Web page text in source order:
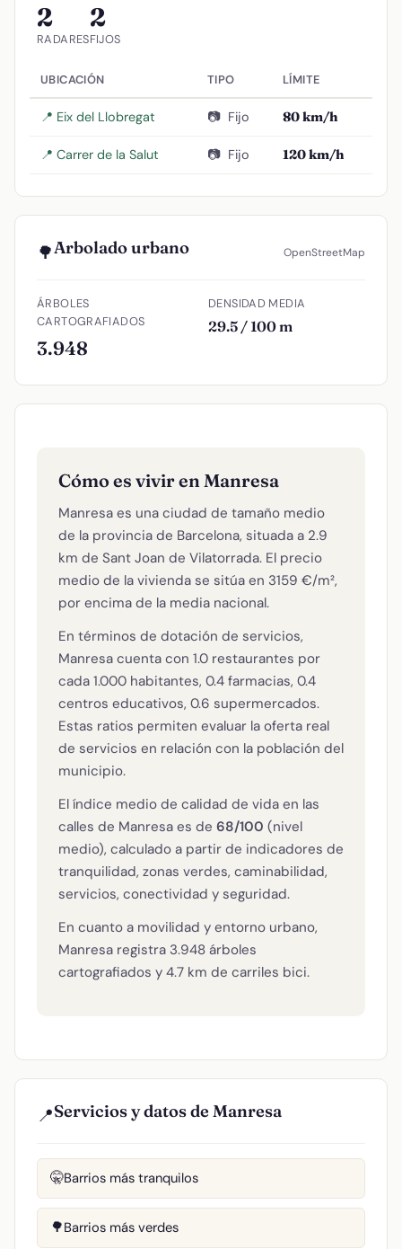
2
RADARES
2
FIJOS
UBICACIÓN TIPO LÍMITE
📍 Eix del Llobregat 📷 Fijo 80 km/h
📍 Carrer de la Salut 📷 Fijo 120 km/h
🌳Arbolado urbano OpenStreetMap
ÁRBOLES
CARTOGRAFIADOS
3.948
DENSIDAD MEDIA
29.5 / 100 m
Cómo es vivir en Manresa
Manresa es una ciudad de tamaño medio
de la provincia de Barcelona, situada a 2.9
km de Sant Joan de Vilatorrada. El precio
medio de la vivienda se sitúa en 3159 €/m²,
por encima de la media nacional.
En términos de dotación de servicios,
Manresa cuenta con 1.0 restaurantes por
cada 1.000 habitantes, 0.4 farmacias, 0.4
centros educativos, 0.6 supermercados.
Estas ratios permiten evaluar la oferta real
de servicios en relación con la población del
municipio.
El índice medio de calidad de vida en las
calles de Manresa es de 68/100 (nivel
medio), calculado a partir de indicadores de
tranquilidad, zonas verdes, caminabilidad,
servicios, conectividad y seguridad.
En cuanto a movilidad y entorno urbano,
Manresa registra 3.948 árboles
cartografiados y 4.7 km de carriles bici.
📍Servicios y datos de Manresa
🤫Barrios más tranquilos
🌳Barrios más verdes